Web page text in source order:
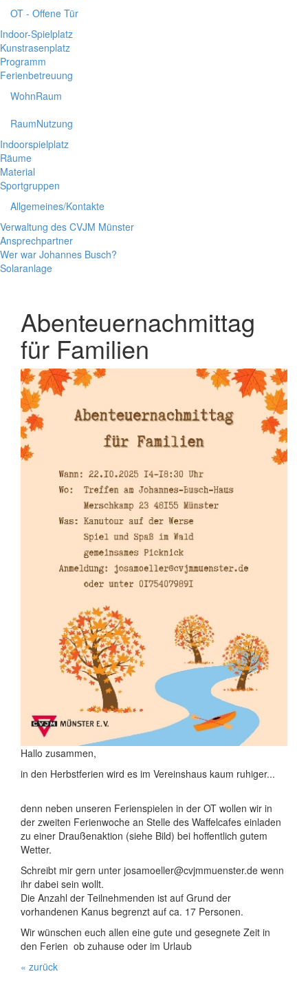
OT - Offene Tür
Indoor-Spielplatz
Kunstrasenplatz
Programm
Ferienbetreuung
WohnRaum
RaumNutzung
Indoorspielplatz
Räume
Material
Sportgruppen
Allgemeines/Kontakte
Verwaltung des CVJM Münster
Ansprechpartner
Wer war Johannes Busch?
Solaranlage
Abenteuernachmittag
für Familien
Hallo zusammen,
in den Herbstferien wird es im Vereinshaus kaum ruhiger...
denn neben unseren Ferienspielen in der OT wollen wir in
der zweiten Ferienwoche an Stelle des Waffelcafes einladen
zu einer Draußenaktion (siehe Bild) bei hoffentlich gutem
Wetter.
Schreibt mir gern unter josamoeller@cvjmmuenster.de wenn
ihr dabei sein wollt.
Die Anzahl der Teilnehmenden ist auf Grund der
vorhandenen Kanus begrenzt auf ca. 17 Personen.
Wir wünschen euch allen eine gute und gesegnete Zeit in
den Ferien ob zuhause oder im Urlaub
« zurück